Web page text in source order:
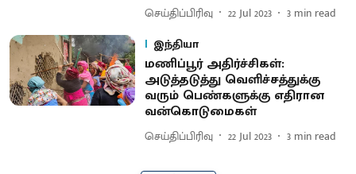
செய்திப்பிரிவு 22 Jul 2023 3 min read
இந்தியா
மணிப்பூர் அதிர்ச்சிகள்:
அடுத்தடுத்து வெளிச்சத்துக்கு
வரும் பெண்களுக்கு எதிரான
வன்கொடுமைகள்
செய்திப்பிரிவு 22 Jul 2023 3 min read